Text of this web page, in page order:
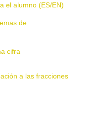
el alumno (ES/EN)
de
cifra
a las fracciones